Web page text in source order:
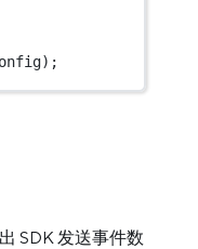
SDK 发送事件数